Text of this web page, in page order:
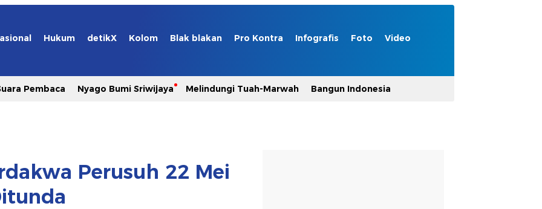
Hukum detikX Kolom Blak blakan Pro Kontra Infografis Foto Video
Pembaca Nyago Bumi Sriwijaya Melindungi Tuah-Marwah Bangun Indonesia
Perusuh 22 Mei